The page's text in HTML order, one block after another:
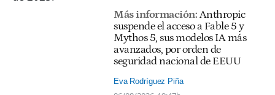
Más información: Anthropic
suspende el acceso a Fable 5 y
Mythos 5, sus modelos IA más
avanzados, por orden de
seguridad nacional de EEUU
Eva Rodríguez Piña